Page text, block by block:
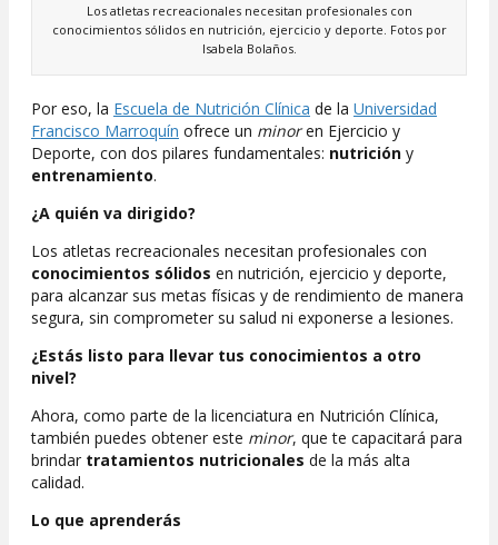
Los atletas recreacionales necesitan profesionales con
conocimientos sólidos en nutrición, ejercicio y deporte. Fotos por
Isabela Bolaños.
Por eso, la Escuela de Nutrición Clínica de la Universidad
Francisco Marroquín ofrece un minoren Ejercicio y
Deporte, con dos pilares fundamentales: nutrición y
entrenamiento.
¿A quién va dirigido?
Los atletas recreacionales necesitan profesionales con
conocimientos sólidos en nutrición, ejercicio y deporte,
para alcanzar sus metas físicas y de rendimiento de manera
segura, sin comprometer su salud ni exponerse a lesiones.
¿Estás listo para llevar tus conocimientos a otro
nivel?
Ahora, como parte de la licenciatura en Nutrición Clínica,
también puedes obtener este minor, que te capacitará para
brindar tratamientos nutricionales de la más alta
calidad.
Lo que aprenderás